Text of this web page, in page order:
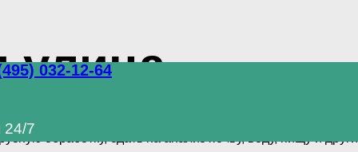
032-12-64
24/7
улица
обработку, сдать на анализ почву, воду, пищу и